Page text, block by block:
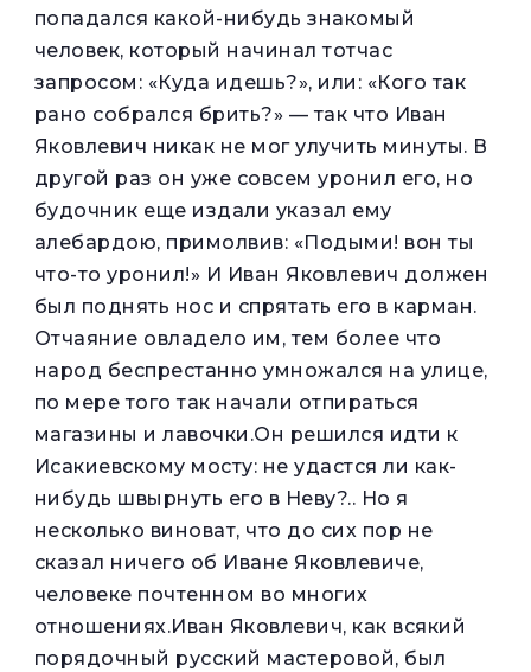
попадался какой-нибудь знакомый
человек, который начинал тотчас
запросом: «Куда идешь?», или: «Кого так
рано собрался брить?» — так что Иван
Яковлевич никак не мог улучить минуты. В
другой раз он уже совсем уронил его, но
будочник еще издали указал ему
алебардою, примолвив: «Подыми! вон ты
что-то уронил!» И Иван Яковлевич должен
был поднять нос и спрятать его в карман.
Отчаяние овладело им, тем более что
народ беспрестанно умножался на улице,
по мере того так начали отпираться
магазины и лавочки.Он решился идти к
Исакиевскому мосту: не удастся ли как-
нибудь швырнуть его в Неву?.. Но я
несколько виноват, что до сих пор не
сказал ничего об Иване Яковлевиче,
человеке почтенном во многих
отношениях.Иван Яковлевич, как всякий
порядочный русский мастеровой, был